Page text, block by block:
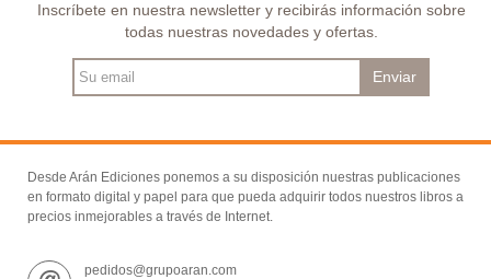
Inscríbete en nuestra newsletter y recibirás información sobre
todas nuestras novedades y ofertas.
Enviar
Desde Arán Ediciones ponemos a su disposición nuestras publicaciones
en formato digital y papel para que pueda adquirir todos nuestros libros a
precios inmejorables a través de Internet.
pedidos@grupoaran.com